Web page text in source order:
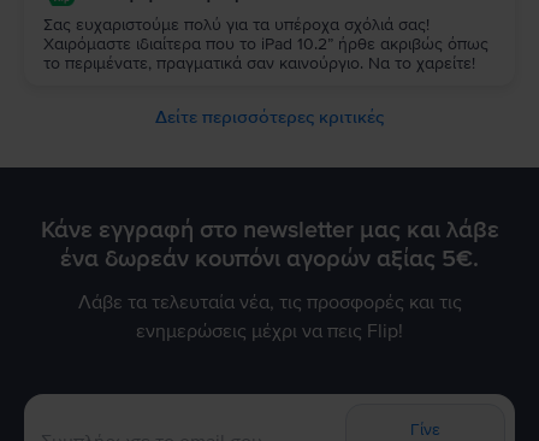
Σας ευχαριστούμε πολύ για τα υπέροχα σχόλιά σας!
Χαιρόμαστε ιδιαίτερα που το iPad 10.2” ήρθε ακριβώς όπως
το περιμένατε, πραγματικά σαν καινούργιο. Να το χαρείτε!
Δείτε περισσότερες κριτικές
Κάνε εγγραφή στο newsletter μας και λάβε
ένα δωρεάν κουπόνι αγορών αξίας 5€.
Λάβε τα τελευταία νέα, τις προσφορές και τις
ενημερώσεις μέχρι να πεις Flip!
Γίνε